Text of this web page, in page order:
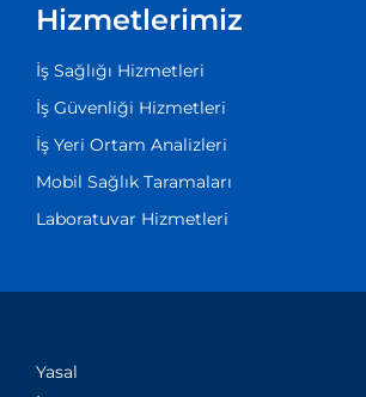
Hizmetlerimiz
İş Sağlığı Hizmetleri
İş Güvenliği Hizmetleri
İş Yeri Ortam Analizleri
Mobil Sağlık Taramaları
Laboratuvar Hizmetleri
Yasal